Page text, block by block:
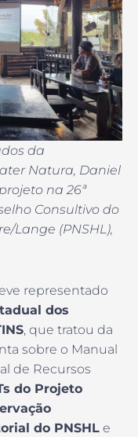
da
Natura, Daniel
na 26ª
Consultivo do
Lange (PNSHL),
representado
dos
, que tratou da
sobre o Manual
de Recursos
do Projeto
do PNSHL e